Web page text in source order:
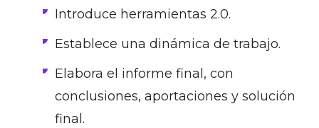
Introduce herramientas 2.0.
Establece una dinámica de trabajo.
Elabora el informe final, con
conclusiones, aportaciones y solución
final.